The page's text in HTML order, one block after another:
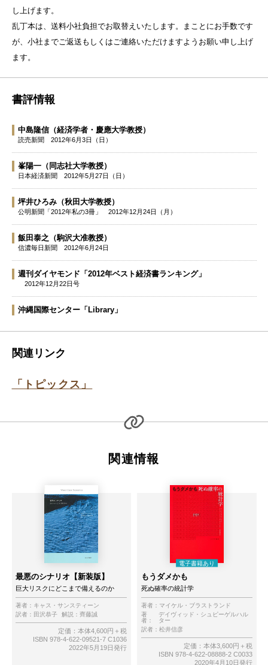
し上げます。
乱丁本は、送料小社負担でお取替えいたします。まことにお手数です
が、小社までご返送もしくはご連絡いただけますようお願い申し上げ
ます。
書評情報
中島隆信（経済学者・慶應大学教授）
読売新聞 2012年6月3日（日）
峯陽一（同志社大学教授）
日本経済新聞 2012年5月27日（日）
坪井ひろみ（秋田大学教授）
公明新聞「2012年私の3冊」 2012年12月24日（月）
飯田泰之 （駒沢大准教授）
信濃毎日新聞 2012年6月24日
週刊ダイヤモンド「2012年ベスト経済書ランキング」
2012年12月22日号
沖縄国際センター「Library」
関連リンク
「トピックス」
関連情報
最悪のシナリオ【新装版】
巨大リスクにどこまで備えるのか
著者： キャス・サンスティーン
訳者： 田沢恭子 解説： 齊藤誠
定価：本体4,600円＋税
ISBN 978-4-622-09521-7 C1036
2022年5月19日発行
もうダメかも
死ぬ確率の統計学
著者： マイケル・ブラストランド
著
者：
デイヴィッド・シュピーゲルハル
ター
訳者： 松井信彦
定価：本体3,600円＋税
ISBN 978-4-622-08888-2 C0033
2020年4月10日発行